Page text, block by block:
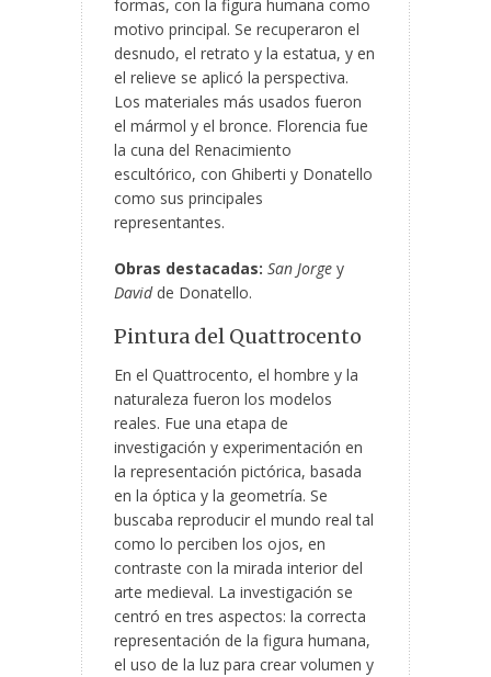
formas, con la figura humana como
motivo principal. Se recuperaron el
desnudo, el retrato y la estatua, y en
el relieve se aplicó la perspectiva.
Los materiales más usados fueron
el mármol y el bronce. Florencia fue
la cuna del Renacimiento
escultórico, con Ghiberti y Donatello
como sus principales
representantes.
Obras destacadas: San Jorge y
Davidde Donatello.
Pintura del Quattrocento
En el Quattrocento, el hombre y la
naturaleza fueron los modelos
reales. Fue una etapa de
investigación y experimentación en
la representación pictórica, basada
en la óptica y la geometría. Se
buscaba reproducir el mundo real tal
como lo perciben los ojos, en
contraste con la mirada interior del
arte medieval. La investigación se
centró en tres aspectos: la correcta
representación de la figura humana,
el uso de la luz para crear volumen y